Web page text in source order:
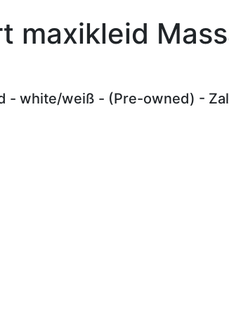
- white/weiß - (Pre-owned) -